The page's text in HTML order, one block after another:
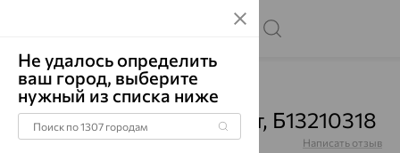
Главная Каталог Броши Фианит
Булавка, золото, фианит, Б13210318
Артикул:Б13210318 Написать отзыв
Не удалось определить
ваш город, выберите
нужный из списка ниже